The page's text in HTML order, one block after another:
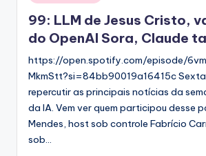
in
99: LLM de Jesus Cristo,
do OpenAI Sora, Claude
https://open.spotify.com/episode/
MkmStt?si=84bb90019a16415c
repercutir as principais notícias da
da IA. Vem ver quem participou desse
Mendes, host sob controle Fabrício
sob…